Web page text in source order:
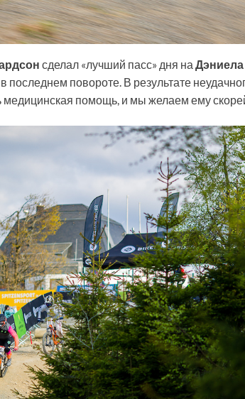
сделал «лучший пасс» дня на
повороте. В результате
медицинская помощь, и мы желаем ему